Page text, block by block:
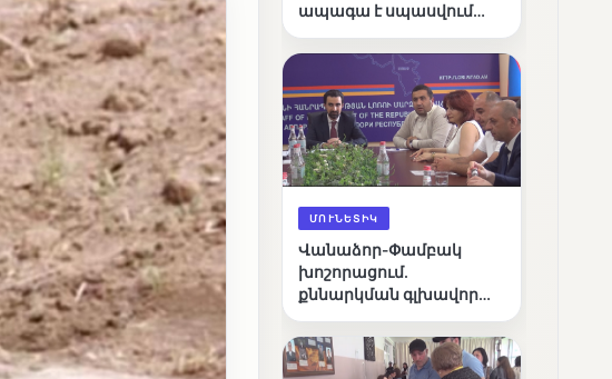
ապագա է սպասվում
լճին
ՄՈՒՆԵՏԻԿ
Վանաձոր-Փամբակ
խոշորացում.
քննարկման գլխավոր
կառավարո՞ւմ, թե՞
քաղաքական նպատակ